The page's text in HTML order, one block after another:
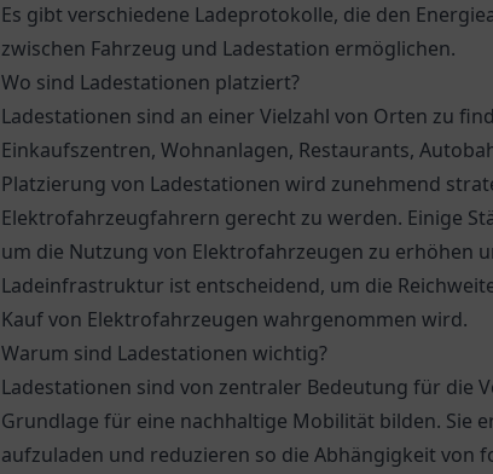
Es gibt verschiedene Ladeprotokolle, die den
zwischen Fahrzeug und Ladestation ermöglichen.
Wo sind Ladestationen platziert?
Ladestationen sind an einer Vielzahl von Orten zu
Einkaufszentren, Wohnanlagen, Restaurants,
Platzierung von Ladestationen wird zunehmend
Elektrofahrzeugfahrern gerecht zu werden. Einige
um die Nutzung von Elektrofahrzeugen zu erhöhen
Ladeinfrastruktur ist entscheidend, um die
Kauf von Elektrofahrzeugen wahrgenommen wird.
Warum sind Ladestationen wichtig?
Ladestationen sind von zentraler Bedeutung für die
Grundlage für eine nachhaltige Mobilität bilden. Sie
aufzuladen und reduzieren so die Abhängigkeit von